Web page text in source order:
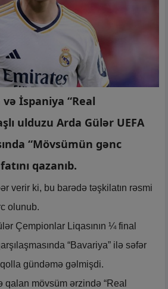
İspaniya “Real
ulduzu Arda Gülər ​​UEFA
“Mövsümün gənc
qazanıb.
verir ki, bu barədə təşkilatın rəsmi
olunub.
​​Çempionlar Liqasının ¼ final
“Bavariya” ilə səfər
gündəmə gəlmişdi.
mövsüm ərzində “Real